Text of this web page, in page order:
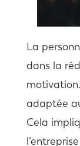
La
dans la
adaptée
Cela